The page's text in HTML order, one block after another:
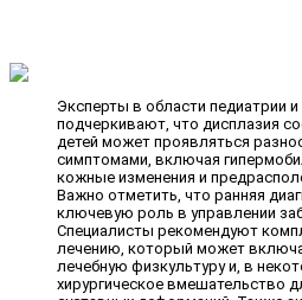
Эксперты в области педиатрии и
подчеркивают, что дисплазия
детей может проявляться
симптомами, включая
кожные изменения и
Важно отметить, что ранняя
ключевую роль в управлении
Специалисты рекомендуют
лечению, который может
лечебную физкультуру и, в
хирургическое вмешательство